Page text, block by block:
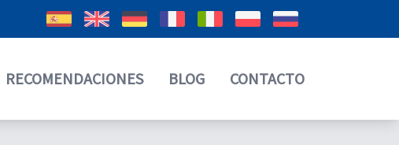
RECOMENDACIONES BLOG CONTACTO